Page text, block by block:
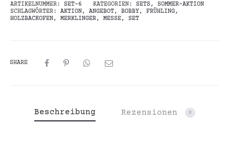
ARTIKELNUMMER: SET-6 KATEGORIEN: SETS, SOMMER-AKTION
SCHLAGWÖRTER: AKTION, ANGEBOT, BOBBY, FRÜHLING,
HOLZBACKOFEN, MERKLINGER, MESSE, SET
SHARE
Beschreibung Rezensionen 0